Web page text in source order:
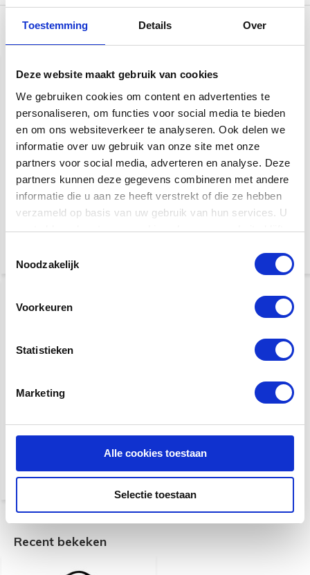
Toestemming Details Over
Deze website maakt gebruik van cookies
We gebruiken cookies om content en advertenties te
personaliseren, om functies voor social media te bieden
en om ons websiteverkeer te analyseren. Ook delen we
informatie over uw gebruik van onze site met onze
partners voor social media, adverteren en analyse. Deze
partners kunnen deze gegevens combineren met andere
informatie die u aan ze heeft verstrekt of die ze hebben
verzameld op basis van uw gebruik van hun services. U
gaat akkoord met onze cookies als u onze website blijft
Noodzakelijk
Voorkeuren
Statistieken
Marketing
Alle cookies toestaan
Selectie toestaan
Gerelateerde producten
Vox AC30S1 1x12
buizencombo
gitaarversterker
€ 989,-
Vox AC15C1 buizencombo
€ 769,-
gitaarversterker
Recent bekeken